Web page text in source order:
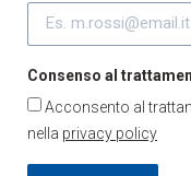
Consenso al
Acconsento al
nella privacy policy